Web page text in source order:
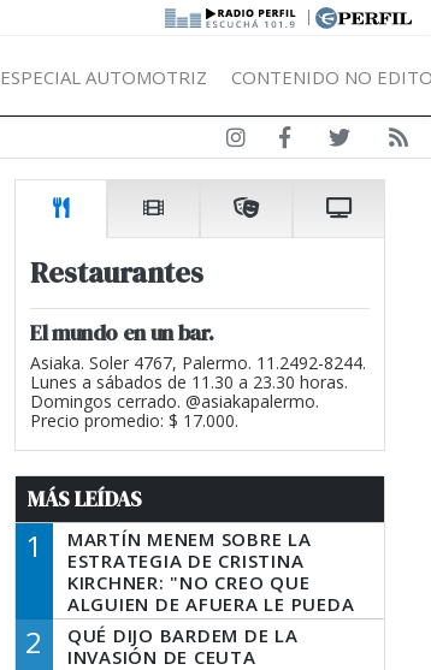
|
ESPECIAL AUTOMOTRIZ CONTENIDO NO
Restaurantes
El mundo en un bar.
Asiaka. Soler 4767, Palermo. 11.2492-8244.
Lunes a sábados de 11.30 a 23.30 horas.
Domingos cerrado. @asiakapalermo.
Precio promedio: $ 17.000.
MÁS LEÍDAS
1
MARTÍN MENEM SOBRE LA
ESTRATEGIA DE CRISTINA
KIRCHNER: "NO CREO QUE
ALGUIEN DE AFUERA LE PUEDA
DECIR A LA JUSTICIA LO QUE
TIENE QUE HACER"
2
QUÉ DIJO BARDEM DE LA
INVASIÓN DE CEUTA